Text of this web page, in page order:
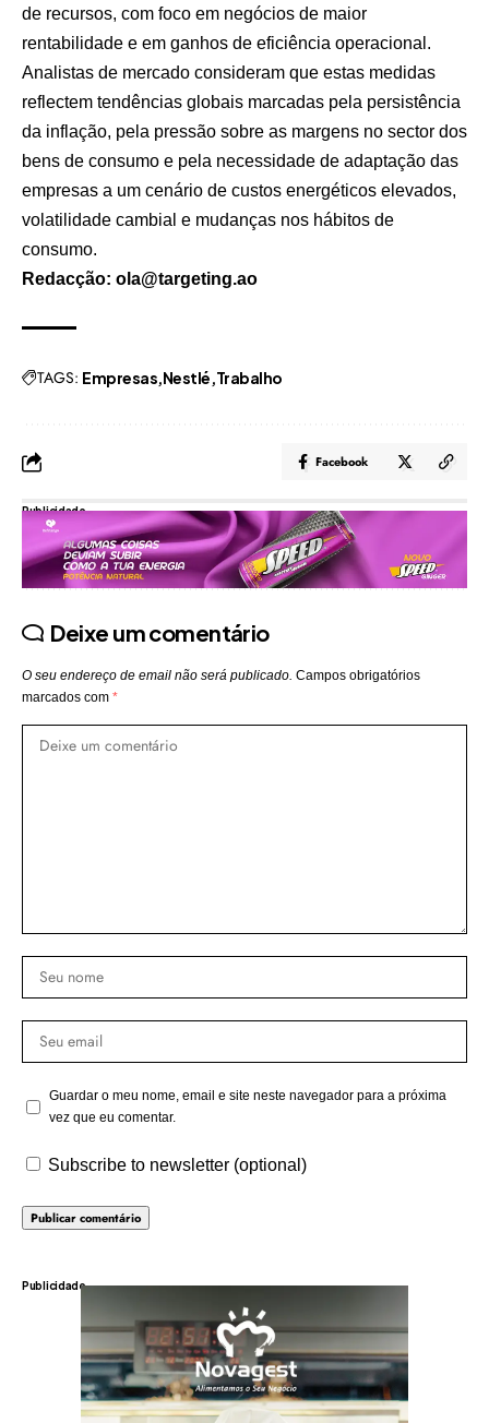
Publicidade
de recursos, com foco em negócios de maior
rentabilidade e em ganhos de eficiência operacional.
Analistas de mercado consideram que estas medidas
reflectem tendências globais marcadas pela persistência
da inflação, pela pressão sobre as margens no sector dos
bens de consumo e pela necessidade de adaptação das
empresas a um cenário de custos energéticos elevados,
volatilidade cambial e mudanças nos hábitos de
consumo.
Redacção: ola@targeting.ao
TAGS: Empresas Nestlé Trabalho
Facebook
Publicidade
Deixe um comentário
O seu endereço de email não será publicado. Campos obrigatórios
marcados com *
Guardar o meu nome, email e site neste navegador para a próxima
vez que eu comentar.
Subscribe to newsletter (optional)